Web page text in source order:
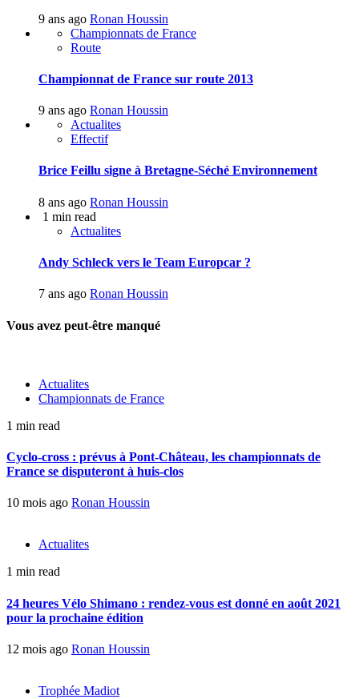
9 ans ago Ronan Houssin
Championnats de France
Route
Championnat de France sur route 2013
9 ans ago Ronan Houssin
Actualites
Effectif
Brice Feillu signe à Bretagne-Séché Environnement
8 ans ago Ronan Houssin
1 min read
Actualites
Andy Schleck vers le Team Europcar ?
7 ans ago Ronan Houssin
Vous avez peut-être manqué
Actualites
Championnats de France
1 min read
Cyclo-cross : prévus à Pont-Château, les championnats de
France se disputeront à huis-clos
10 mois ago Ronan Houssin
Actualites
1 min read
24 heures Vélo Shimano : rendez-vous est donné en août 2021
pour la prochaine édition
12 mois ago Ronan Houssin
Trophée Madiot